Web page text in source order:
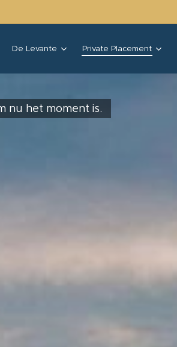
De Levante Private Placement
nu het moment is.